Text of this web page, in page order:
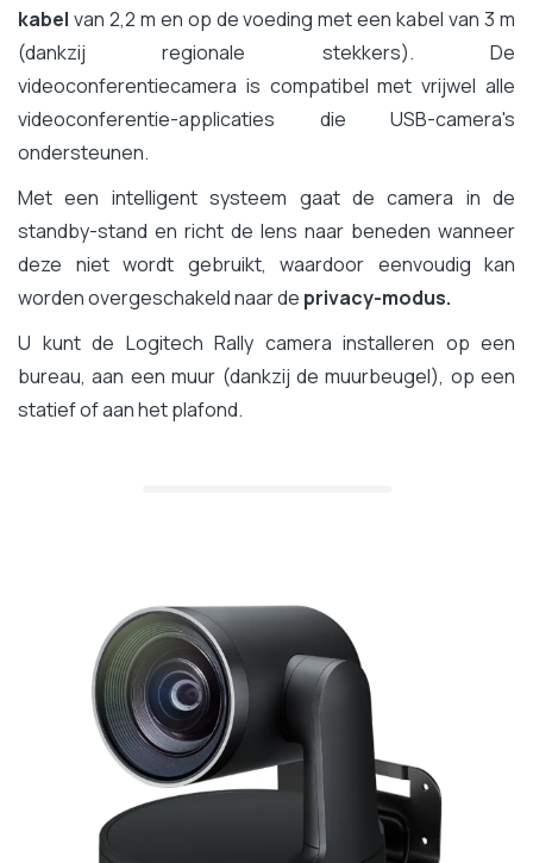
kabel van 2,2 m en op de voeding met een kabel van 3 m
(dankzij regionale stekkers). De
videoconferentiecamera is compatibel met vrijwel alle
videoconferentie-applicaties die USB-camera's
ondersteunen.
Met een intelligent systeem gaat de camera in de
standby-stand en richt de lens naar beneden wanneer
deze niet wordt gebruikt, waardoor eenvoudig kan
worden overgeschakeld naar de privacy-modus.
U kunt de Logitech Rally camera installeren op een
bureau, aan een muur (dankzij de muurbeugel), op een
statief of aan het plafond.